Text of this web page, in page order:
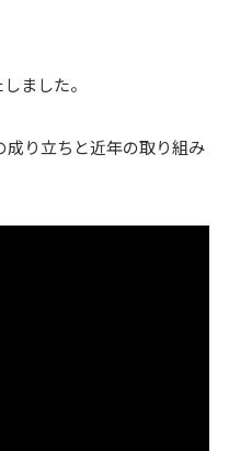
ました。
成り立ちと近年の取り組み